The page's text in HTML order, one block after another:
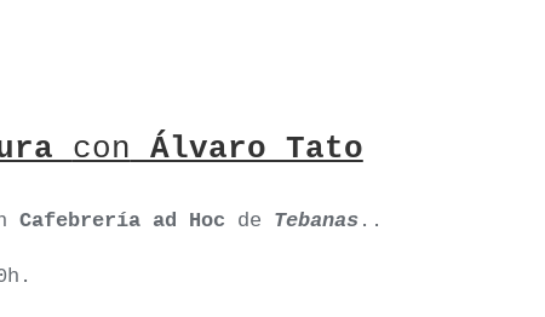
con Álvaro Tato
Cafebrería ad Hoc de Tebanas..